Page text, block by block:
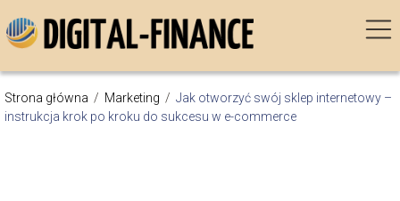
Strona główna / Marketing / Jak otworzyć swój sklep internetowy –
instrukcja krok po kroku do sukcesu w e-commerce